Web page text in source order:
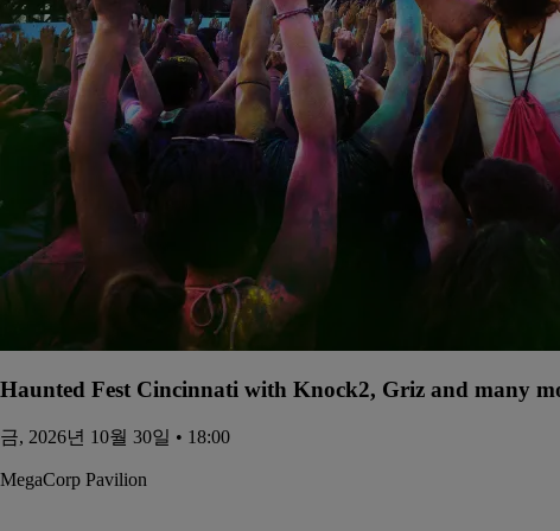
Haunted Fest Cincinnati with Knock2, Griz and many
금, 2026년 10월 30일 • 18:00
MegaCorp Pavilion